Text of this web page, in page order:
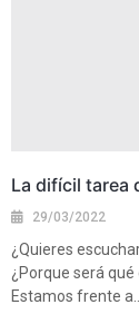
La difícil tarea
29/03/2022
¿Quieres
¿Porque será
Estamos frente a..